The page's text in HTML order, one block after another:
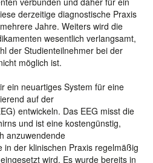
derzeitige diagnostische Praxis
Jahre. Weiters wird die
wesentlich verlangsamt,
der Studienteilnehmer bei der
möglich ist.
ein neuartiges System für eine
auf der
entwickeln. Das EEG misst die
und ist eine kostengünstig,
anzuwendende
in der klinischen Praxis regelmäßig
wird. Es wurde bereits in